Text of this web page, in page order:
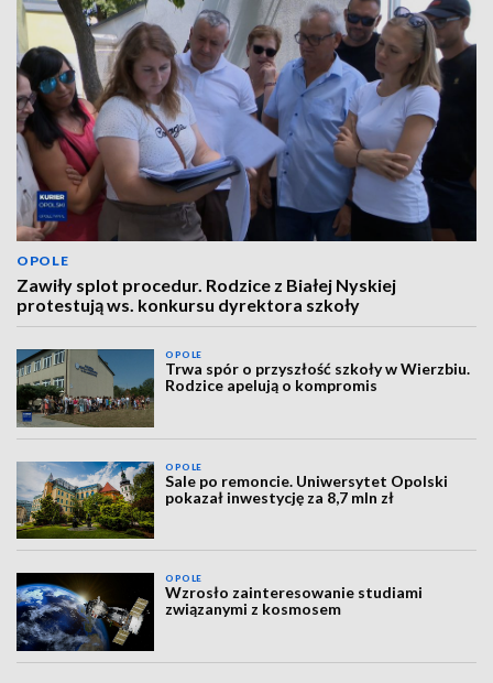
OPOLE
Zawiły splot procedur. Rodzice z Białej Nyskiej
protestują ws. konkursu dyrektora szkoły
OPOLE
Trwa spór o przyszłość szkoły w Wierzbiu.
Rodzice apelują o kompromis
OPOLE
Sale po remoncie. Uniwersytet Opolski
pokazał inwestycję za 8,7 mln zł
OPOLE
Wzrosło zainteresowanie studiami
związanymi z kosmosem